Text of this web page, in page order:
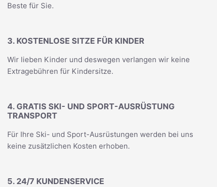
Beste für Sie.
3. KOSTENLOSE SITZE FÜR KINDER
Wir lieben Kinder und deswegen verlangen wir keine
Extragebühren für Kindersitze.
4. GRATIS SKI- UND SPORT-AUSRÜSTUNG
TRANSPORT
Für Ihre Ski- und Sport-Ausrüstungen werden bei uns
keine zusätzlichen Kosten erhoben.
5. 24/7 KUNDENSERVICE